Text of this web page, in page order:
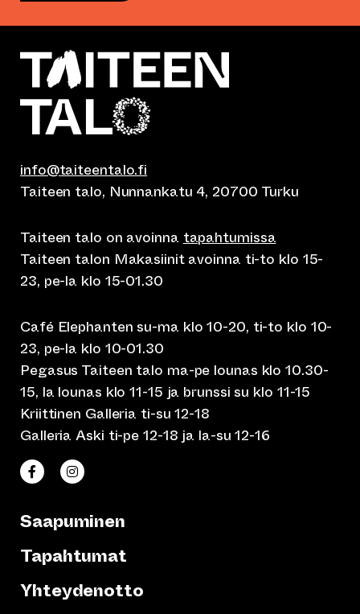
info@taiteentalo.fi
Taiteen talo, Nunnankatu 4, 20700 Turku
Taiteen talo on avoinna tapahtumissa
Taiteen talon Makasiinit avoinna ti-to klo 15-
23, pe-la klo 15-01.30
Café Elephanten su-ma klo 10-20, ti-to klo 10-
23, pe-la klo 10-01.30
Pegasus Taiteen talo ma-pe lounas klo 10.30-
15, la lounas klo 11-15 ja brunssi su klo 11-15
Kriittinen Galleria ti-su 12-18
Galleria Aski ti-pe 12-18 ja la-su 12-16
Taiteen talo Facebookissa
(siirtyy toiseen verkkopalveluun)
Taiteen talo Instagramissa
(siirtyy toiseen verkkopalveluun)
Saapuminen
Tapahtumat
Yhteydenotto